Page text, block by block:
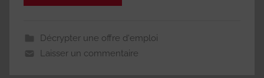
Décrypter une offre d'emploi
Laisser un commentaire